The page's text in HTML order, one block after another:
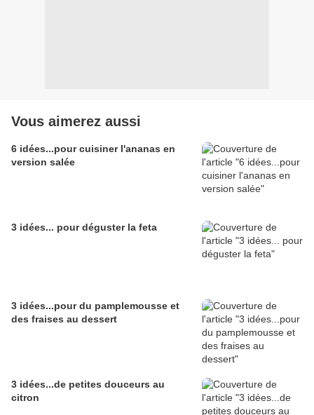
Vous aimerez aussi
6 idées...pour cuisiner l'ananas en
version salée
3 idées... pour déguster la feta
3 idées...pour du pamplemousse et
des fraises au dessert
3 idées...de petites douceurs au
citron